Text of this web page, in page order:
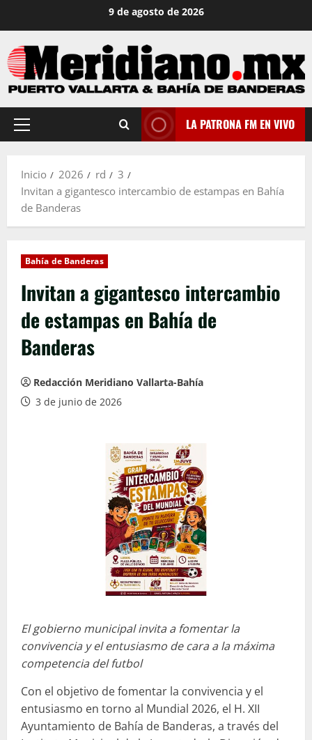
contenido
9 de agosto de 2026
Menú
LA PATRONA FM EN VIVO
Inicio 2026 rd
3
Invitan a gigantesco intercambio de estampas en Bahía
de Banderas
Bahía de Banderas
Invitan a gigantesco intercambio
de estampas en Bahía de
Banderas
Redacción Meridiano Vallarta-Bahía
3 de junio de 2026
El gobierno municipal invita a fomentar la
convivencia y el entusiasmo de cara a la máxima
competencia del futbol
Con el objetivo de fomentar la convivencia y el
entusiasmo en torno al Mundial 2026, el H. XII
Ayuntamiento de Bahía de Banderas, a través del